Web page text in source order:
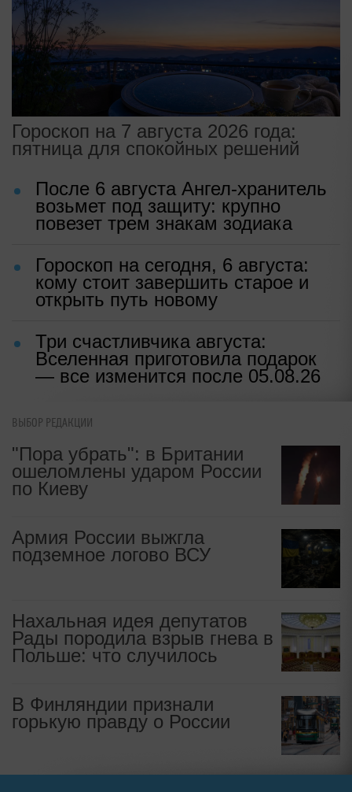
Гороскоп на 7 августа 2026 года:
пятница для спокойных решений
После 6 августа Ангел-хранитель
возьмет под защиту: крупно
повезет трем знакам зодиака
Гороскоп на сегодня, 6 августа:
кому стоит завершить старое и
открыть путь новому
Три счастливчика августа:
Вселенная приготовила подарок
— все изменится после 05.08.26
ВЫБОР РЕДАКЦИИ
"Пора убрать": в Британии
ошеломлены ударом России
по Киеву
Армия России выжгла
подземное логово ВСУ
Нахальная идея депутатов
Рады породила взрыв гнева в
Польше: что случилось
В Финляндии признали
горькую правду о России